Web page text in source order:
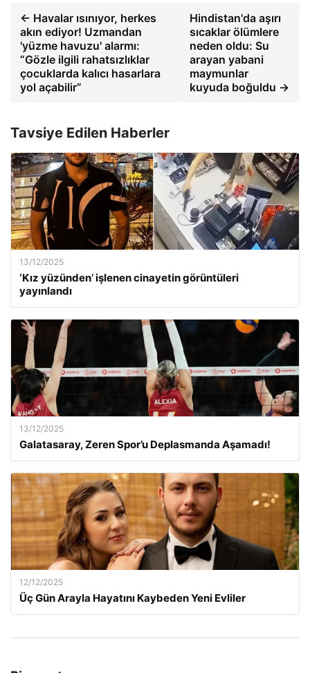
← Havalar ısınıyor, herkes
akın ediyor! Uzmandan
'yüzme havuzu' alarmı:
“Gözle ilgili rahatsızlıklar
çocuklarda kalıcı hasarlara
yol açabilir”
Hindistan'da aşırı
sıcaklar ölümlere
neden oldu: Su
arayan yabani
maymunlar
kuyuda boğuldu →
Tavsiye Edilen Haberler
13/12/2025
‘Kız yüzünden’ işlenen cinayetin görüntüleri
yayınlandı
13/12/2025
Galatasaray, Zeren Spor’u Deplasmanda Aşamadı!
12/12/2025
Üç Gün Arayla Hayatını Kaybeden Yeni Evliler